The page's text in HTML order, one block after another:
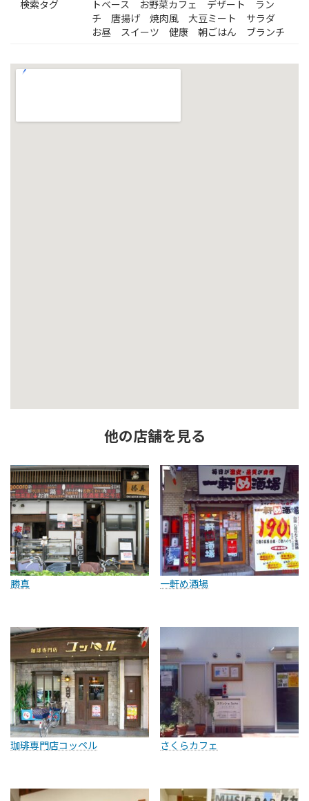
検索タグ
トベース お野菜カフェ デザート ラン
チ 唐揚げ 焼肉風 大豆ミート サラダ
お昼 スイーツ 健康 朝ごはん ブランチ
他の店舗を見る
勝真 一軒め酒場
珈琲専門店コッペル さくらカフェ